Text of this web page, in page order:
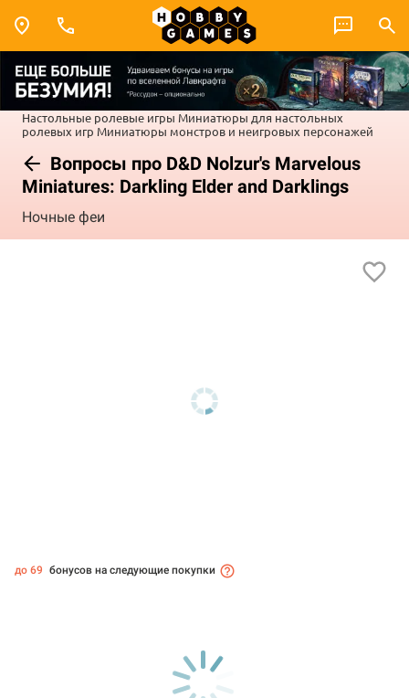
Настольные ролевые игры Миниатюры для настольных
ролевых игр Миниатюры монстров и неигровых персонажей
Вопросы про D&D Nolzur's Marvelous
Miniatures: Darkling Elder and Darklings
Ночные феи
до 69 бонусов на следующие покупки